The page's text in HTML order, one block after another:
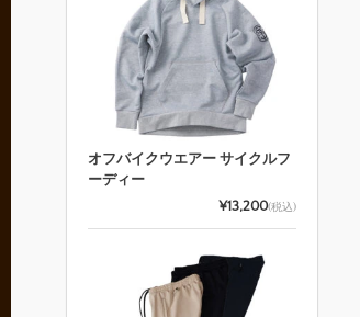
オフバイクウエアー サイクルフ
ーディー
¥13,200(税込)